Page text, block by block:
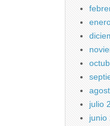
julio
junio